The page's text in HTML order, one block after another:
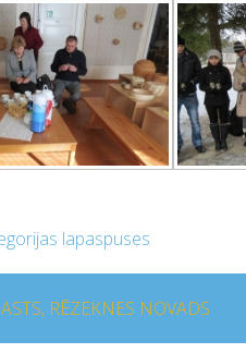
lapaspuses
RĒZEKNES NOVADS